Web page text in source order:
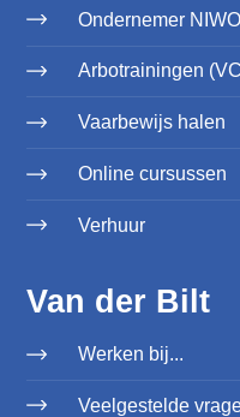
Ondernemer NIWO
Arbotrainingen
Vaarbewijs halen
Online cursussen
Verhuur
Van der Bilt
Werken bij...
Veelgestelde